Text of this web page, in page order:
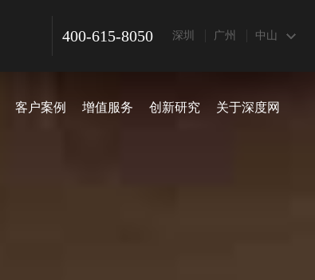
深圳 广州 中山
400-615-8050
客户案例 增值服务 创新研究 关于深度网